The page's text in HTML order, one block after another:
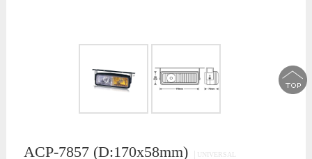
ACP-7857 (D:170x58mm) │UNIVERSAL